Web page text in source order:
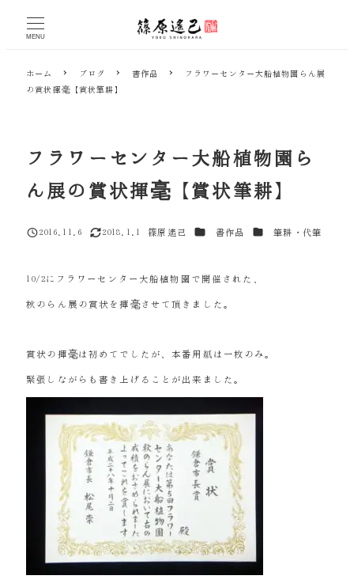
MENU
ホーム ブログ 書作品
フラワーセンター大船植物園らん展
の賞状揮毫【賞状筆耕】
フラワーセンター大船植物園ら
ん展の賞状揮毫【賞状筆耕】
投稿日
2016.11.6
更新日
2018.1.1
篠原遙己 カテゴリー
書作品 カテゴリー
筆耕・代筆
10/2にフラワーセンター大船植物園で開催された、
秋のらん展の賞状を揮毫させて頂きました。
賞状の揮毫は初めてでしたが、本番用紙は一枚のみ。
緊張しながらも書き上げることが出来ました。